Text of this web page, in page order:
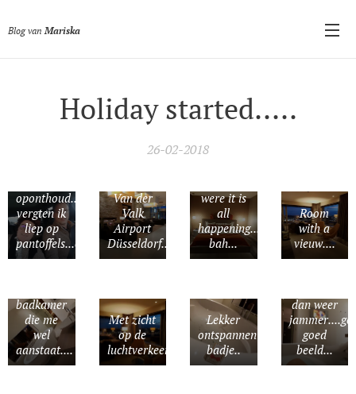
Blog van Mariska
Holiday started.....
26-02-2018
oponthoud..schoenen
vergten ik
liep op
pantoffels...echt!!
Van der
Valk
Airport
Düsseldorf...
were it is
all
happening...
bah...
Room
with a
vieuw....
badkamer
die me
wel
aanstaat....
Met zicht
op de
luchtverkeerstoren....
Lekker
ontspannen
badje..
dan weer
goed
beeld...